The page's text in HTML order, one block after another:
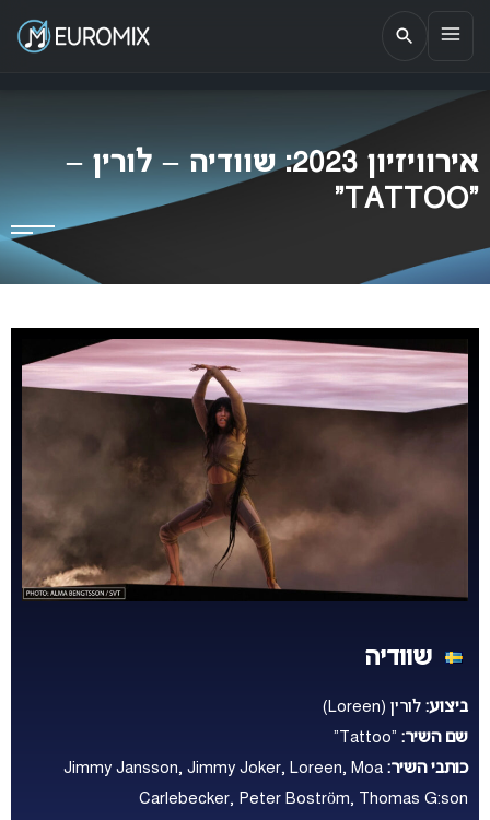
EUROMIX
אתר הבית של האירוויזיון בישראל
אירוויזיון 2023: שוודיה – לורין –
“TATTOO”
שוודיה
ביצוע: לורין (Loreen)
שם השיר: “Tattoo”
כותבי השיר: Jimmy Jansson, Jimmy Joker, Loreen, Moa
Carlebecker, Peter Boström, Thomas G:son